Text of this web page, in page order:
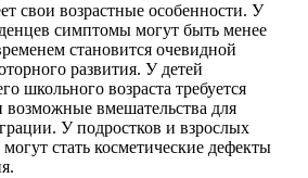
свои возрастные особенности. У
симптомы могут быть менее
становится очевидной
развития. У детей
школьного возраста требуется
вмешательства для
У подростков и взрослых
стать косметические дефекты